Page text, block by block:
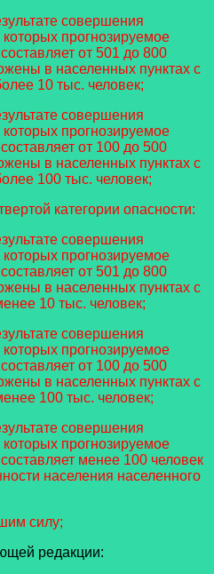
совершения
которых прогнозируемое
от 501 до 800
в населенных пунктах с
10 тыс. человек;
совершения
которых прогнозируемое
от 100 до 500
в населенных пунктах с
100 тыс. человек;
категории опасности:
совершения
которых прогнозируемое
от 501 до 800
в населенных пунктах с
10 тыс. человек;
совершения
которых прогнозируемое
от 100 до 500
в населенных пунктах с
100 тыс. человек;
совершения
которых прогнозируемое
менее 100 человек
населения населенного
силу;
редакции: